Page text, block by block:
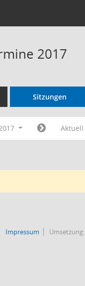
2017
Sitzungen
Aktuell
Impressum Umsetzung: